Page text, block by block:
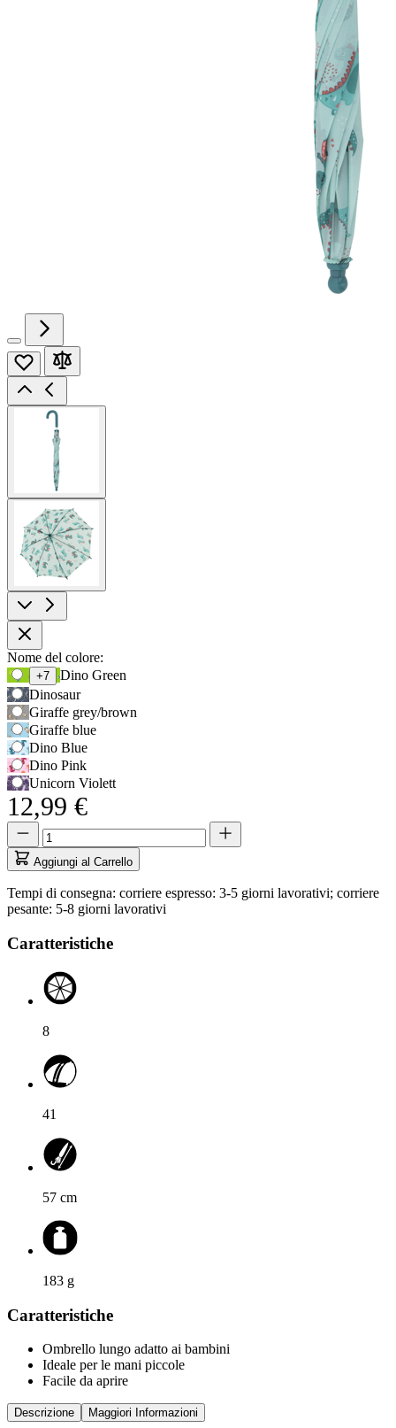
larger
image
Opzioni
prodotto
Nome del colore:
Usa
il
tasto
Tab
per
accedere
alla
prima
opzione,
poi
tasti
freccia
navigare
tra
opzioni.
+7
Dino Green
Dinosaur
Giraffe grey/brown
Giraffe blue
Dino Blue
Dino Pink
Unicorn Violett
12,99 €
Quantità
aggiornata
1
Quantità
Aggiungi al Carrello
Tempi di consegna: corriere espresso: 3-5 giorni lavorativi; corriere
pesante: 5-8 giorni lavorativi
Caratteristiche
8
41
57 cm
183 g
Caratteristiche
Ombrello lungo adatto ai bambini
Ideale per le mani piccole
Facile da aprire
Descrizione Maggiori Informazioni